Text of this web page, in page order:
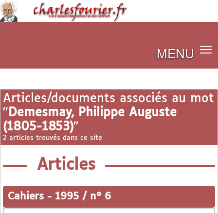
MENU
Articles/documents associés au mot
" Demesmay, Philippe Auguste
(1805-1853)"
2 articles trouvés dans ce site
Articles
Cahiers - 1995 / n° 6